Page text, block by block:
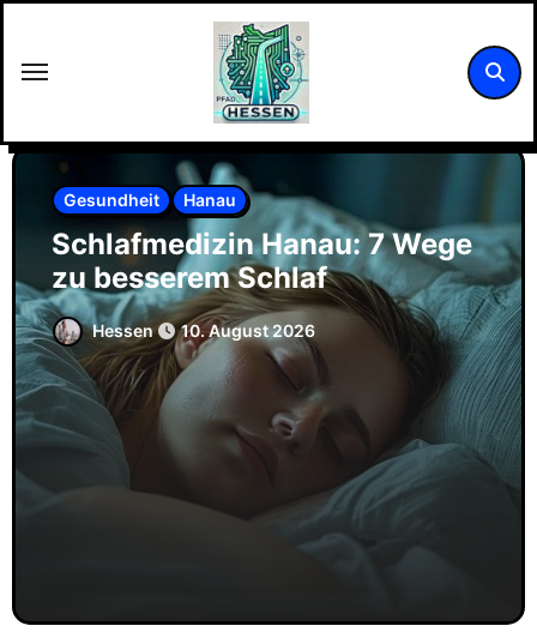
springen
Gesundheit Hanau
Schlafmedizin Hanau: 7 Wege
zu besserem Schlaf
Hessen 10. August 2026